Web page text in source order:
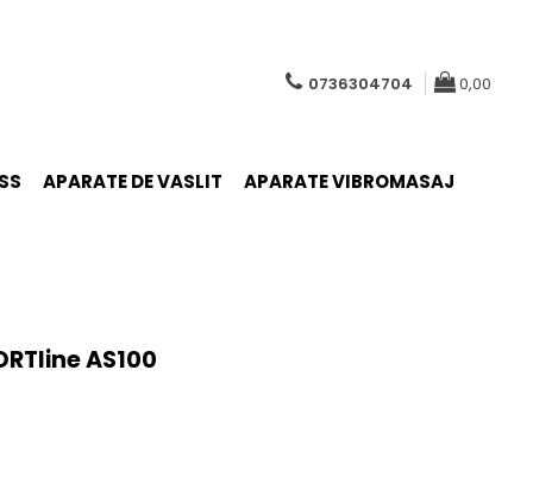
0736304704 0,00
APARATE DE VASLIT APARATE VIBROMASAJ
AS100